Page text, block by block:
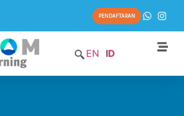
PENDAFTARAN
EN ID